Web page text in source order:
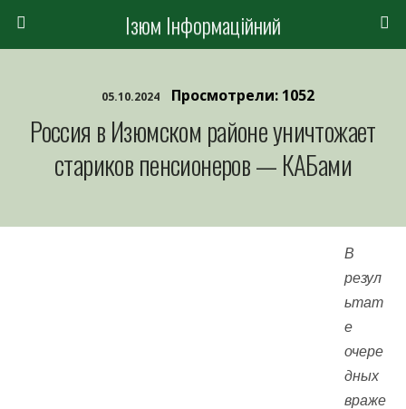
Ізюм Інформаційний
05.10.2024 Просмотрели: 1052
Россия в Изюмском районе уничтожает
стариков пенсионеров — КАБами
В
резул
ьтат
е
очере
дных
враже